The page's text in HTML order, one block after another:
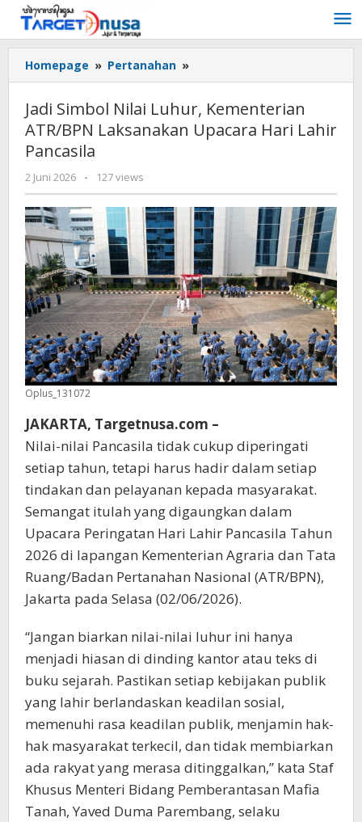
Lewati
konten
Homepage » Pertanahan »
Simbol
Luhur,
Kementerian
Hari
Lahir
Pancasila
Jadi Simbol Nilai Luhur, Kementerian
ATR/BPN Laksanakan Upacara Hari Lahir
Pancasila
2 Juni 2026
oleh
targetnusa
- 127 views
Oplus_131072
JAKARTA, Targetnusa.com –
Nilai-nilai Pancasila tidak cukup diperingati
setiap tahun, tetapi harus hadir dalam setiap
tindakan dan pelayanan kepada masyarakat.
Semangat itulah yang digaungkan dalam
Upacara Peringatan Hari Lahir Pancasila Tahun
2026 di lapangan Kementerian Agraria dan Tata
Ruang/Badan Pertanahan Nasional (ATR/BPN),
Jakarta pada Selasa (02/06/2026).
“Jangan biarkan nilai-nilai luhur ini hanya
menjadi hiasan di dinding kantor atau teks di
buku sejarah. Pastikan setiap kebijakan publik
yang lahir berlandaskan keadilan sosial,
memenuhi rasa keadilan publik, menjamin hak-
hak masyarakat terkecil, dan tidak membiarkan
ada rakyat yang merasa ditinggalkan,” kata Staf
Khusus Menteri Bidang Pemberantasan Mafia
Tanah, Yaved Duma Parembang, selaku